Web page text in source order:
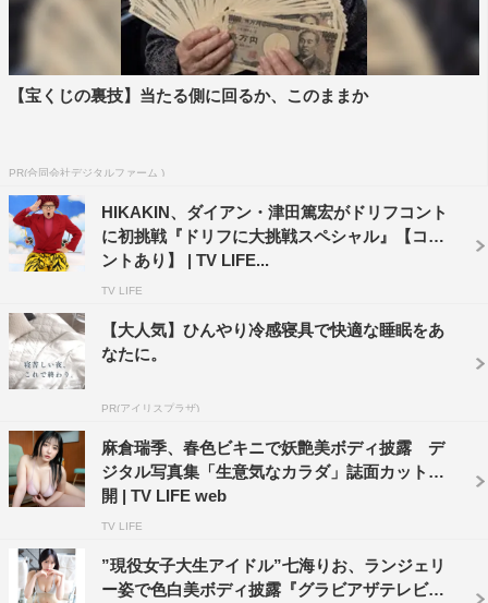
【宝くじの裏技】当たる側に回るか、このままか
PR(合同会社デジタルファーム )
HIKAKIN、ダイアン・津田篤宏がドリフコント
に初挑戦『ドリフに大挑戦スペシャル』【コメ
ントあり】 | TV LIFE...
TV LIFE
【大人気】ひんやり冷感寝具で快適な睡眠をあ
なたに。
PR(アイリスプラザ)
麻倉瑞季、春色ビキニで妖艶美ボディ披露 デ
ジタル写真集「生意気なカラダ」誌面カット公
開 | TV LIFE web
TV LIFE
”現役女子大生アイドル”七海りお、ランジェリ
ー姿で色白美ボディ披露『グラビアザテレビジ